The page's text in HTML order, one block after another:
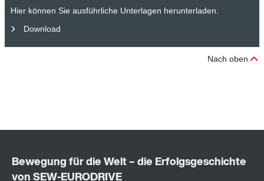
Hier können Sie ausführliche Unterlagen herunterladen.
Download
Nach oben